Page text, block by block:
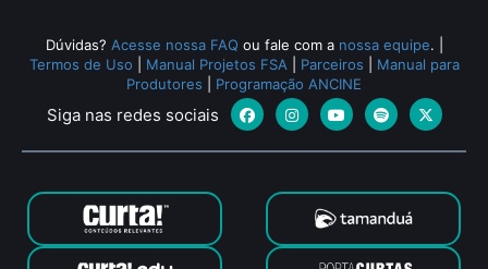
Dúvidas? Acesse nossa FAQ ou fale com a nossa equipe.
Termos de Uso
Manual Projetos FSA Parceiros
Manual para
Produtores
Programação ANCINE
Siga nas redes sociais